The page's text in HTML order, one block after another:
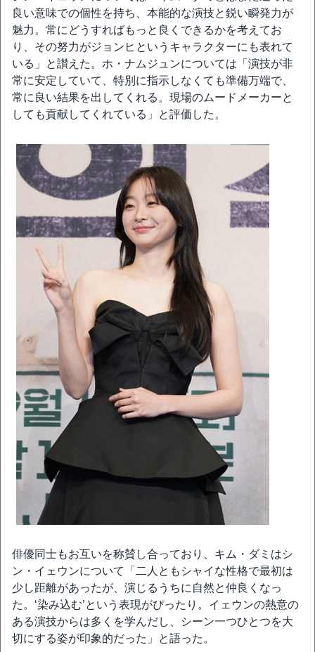
良い意味での個性を持ち、本能的な演技と鋭い瞬発力が
魅力。常にどうすればもっと良くできるかを考えてお
り、その努力がジョンヒというキャラクターにも表れて
いる」と讃えた。ホ・ナムジュンについては「演技が非
常に安定していて、特別に指示しなくても準備万端で、
常に良い結果を出してくれる。現場のムードメーカーと
しても貢献してくれている」と評価した。
俳優同士もお互いを称賛し合っており、キム・ダミはシ
ン・イェウンについて「二人ともシャイな性格で最初は
少し距離があったが、演じるうちに自然と仲良くなっ
た。‘染み込む’という表現がぴったり。イェウンの熱意の
ある演技からは多くを学んだし、シーン一つひとつを大
切にする姿が印象的だった」と語った。